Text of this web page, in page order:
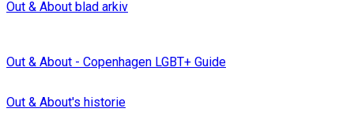
Out & About blad arkiv
Out & About - Copenhagen LGBT+ Guide
Out & About's historie